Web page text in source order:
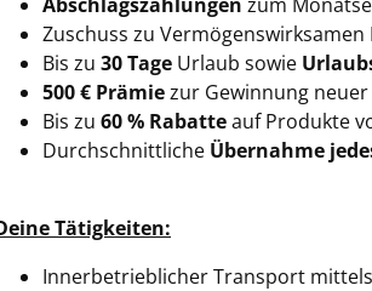
Zuschuss zu Vermögenswirksamen
Bis zu 30 Tage Urlaub sowie
500 € Prämiezur Gewinnung neuer
Bis zu 60 % Rabatteauf Produkte
Durchschnittliche Übernahme
Tätigkeiten:
Innerbetrieblicher Transport